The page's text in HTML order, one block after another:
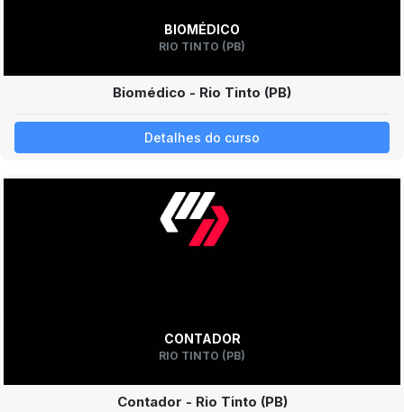
BIOMÉDICO
RIO TINTO (PB)
Biomédico - Rio Tinto (PB)
Detalhes do curso
CONTADOR
RIO TINTO (PB)
Contador - Rio Tinto (PB)